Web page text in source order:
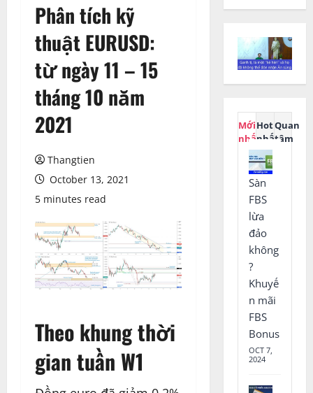
Phân tích kỹ
thuật EURUSD:
từ ngày 11 – 15
tháng 10 năm
2021
Thangtien
October 13, 2021
5 minutes read
Theo khung thời
gian tuần W1
Mới
nhất
Hot
nhất
Quan
tâm
Sàn
FBS
lừa
đảo
không
?
Khuyế
n mãi
FBS
Bonus
OCT 7,
2024